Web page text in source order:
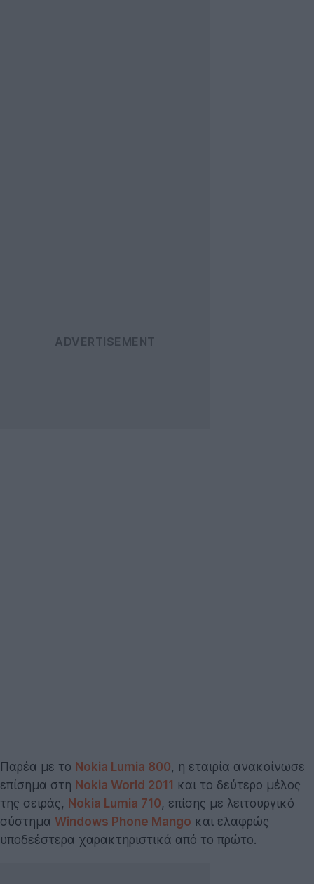
Παρέα με το Nokia Lumia 800, η εταιρία ανακοίνωσε
επίσημα στη Nokia World 2011 και το δεύτερο μέλος
της σειράς, Nokia Lumia 710, επίσης με λειτουργικό
σύστημα Windows Phone Mango και ελαφρώς
υποδεέστερα χαρακτηριστικά από το πρώτο.